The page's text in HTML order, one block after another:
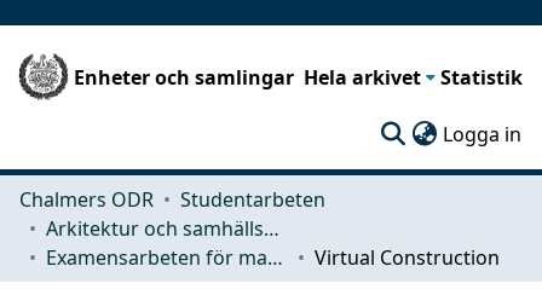
Enheter och samlingar Hela arkivet Statistik
Logga in
Chalmers ODR
Studentarbeten
Arkitektur och samhällsbyggnadsteknik (ACE)
Examensarbeten för masterexamen
Virtual Construction